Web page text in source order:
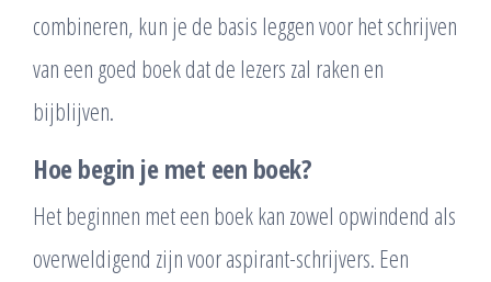
combineren, kun je de basis leggen voor het schrijven
van een goed boek dat de lezers zal raken en
bijblijven.
Hoe begin je met een boek?
Het beginnen met een boek kan zowel opwindend als
overweldigend zijn voor aspirant-schrijvers. Een